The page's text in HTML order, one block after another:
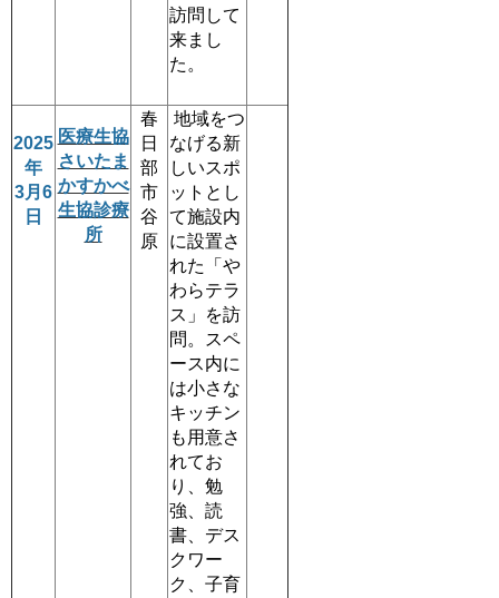
訪問して
来まし
た。
2025
年
3月6
日
医療生協
さいたま
かすかべ
生協診療
所
春
日
部
市
谷
原
地域をつ
なげる新
しいスポ
ットとし
て施設内
に設置さ
れた「や
わらテラ
ス」を訪
問。スペ
ース内に
は小さな
キッチン
も用意さ
れてお
り、勉
強、読
書、デス
クワー
ク、子育